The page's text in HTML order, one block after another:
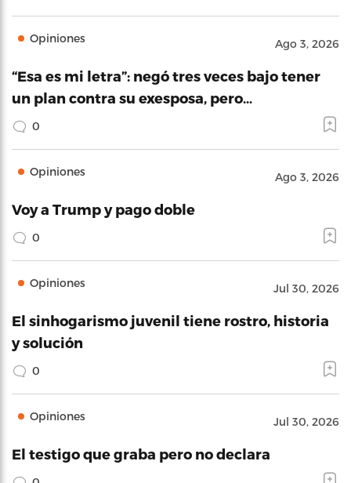
Opiniones Ago 3, 2026
“Esa es mi letra”: negó tres veces bajo tener
un plan contra su exesposa, pero…
0
Opiniones Ago 3, 2026
Voy a Trump y pago doble
0
Opiniones Jul 30, 2026
El sinhogarismo juvenil tiene rostro, historia
y solución
0
Opiniones Jul 30, 2026
El testigo que graba pero no declara